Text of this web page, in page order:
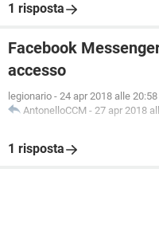
1 risposta
Facebook
accesso
legionario - 24 apr 2018 alle 20:58
AntonelloCCM - 27 apr 2018
1 risposta